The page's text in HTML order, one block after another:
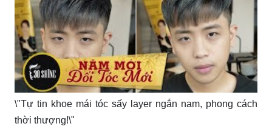
\"Tự tin khoe mái tóc sấy layer ngắn nam, phong cách
thời thượng!\"